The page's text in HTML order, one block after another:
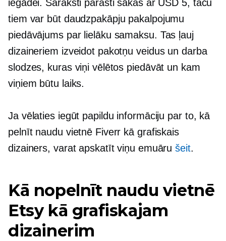
iegādei. Saraksti parasti sākas ar USD 5, taču
tiem var būt daudzpakāpju pakalpojumu
piedāvājums par lielāku samaksu. Tas ļauj
dizaineriem izveidot pakotņu veidus un darba
slodzes, kuras viņi vēlētos piedāvāt un kam
viņiem būtu laiks.
Ja vēlaties iegūt papildu informāciju par to, kā
pelnīt naudu vietnē Fiverr kā grafiskais
dizainers, varat apskatīt viņu emuārušeit.
Kā nopelnīt naudu vietnē
Etsy kā grafiskajam
dizainerim